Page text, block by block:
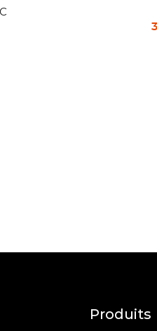
Produits